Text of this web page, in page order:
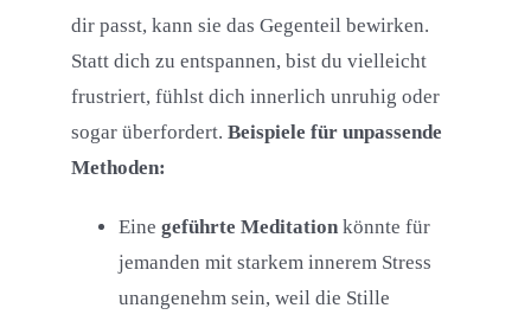
dir passt, kann sie das Gegenteil bewirken.
Statt dich zu entspannen, bist du vielleicht
frustriert, fühlst dich innerlich unruhig oder
sogar überfordert. Beispiele für unpassende
Methoden:
Eine geführte Meditationkönnte für
jemanden mit starkem innerem Stress
unangenehm sein, weil die Stille